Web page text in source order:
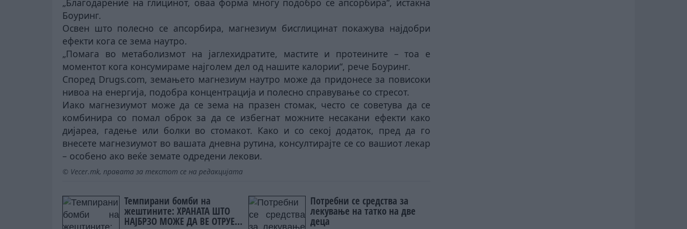
Боуринг.
Освен што полесно се апсорбира, магнезиум бисглицинат покажува најдобри
ефекти кога се зема наутро.
„Помага во метаболизмот на јаглехидратите, мастите и протеините – тоа е
моментот кога консумираме најголем дел од нашите калории“, рече Боуринг.
Според Drugs.com, земањето магнезиум наутро може да придонесе за повисоки
нивоа на енергија, подобра концентрација и полесно справување со стресот.
Иако магнезиумот може да се зема на празен стомак, често се советува да се
комбинира со помал оброк за да се избегнат можните несакани ефекти како
дијареа, гадење или болки во стомакот. Како и со секој додаток, пред да го
внесете магнезиумот во вашата дневна рутина, консултирајте се со вашиот лекар
– особено ако веќе земате одредени лекови.
© Vecer.mk, правата за текстот се на редакцијата
Темпирани бомби на
жештините: ХРАНАТА ШТО
НАЈБРЗО МОЖЕ ДА ВЕ ОТРУЕ
Потребни се средства за
лекување на татко на две
деца